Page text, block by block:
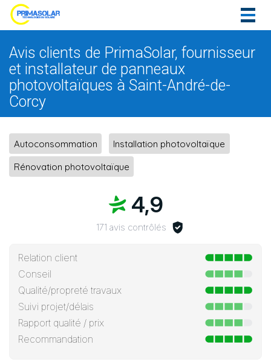
Avis clients de PrimaSolar, fournisseur
et installateur de panneaux
photovoltaïques à Saint-André-de-
Corcy
Autoconsommation
Installation photovoltaïque
Rénovation photovoltaïque
4,9
171 avis contrôlés
Relation client
Conseil
Qualité/propreté travaux
Suivi projet/délais
Rapport qualité / prix
Recommandation